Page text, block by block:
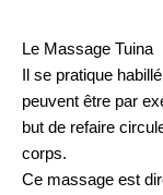
Le Massage Tuina
Il se pratique
peuvent être par
but de refaire
corps.
Ce massage est